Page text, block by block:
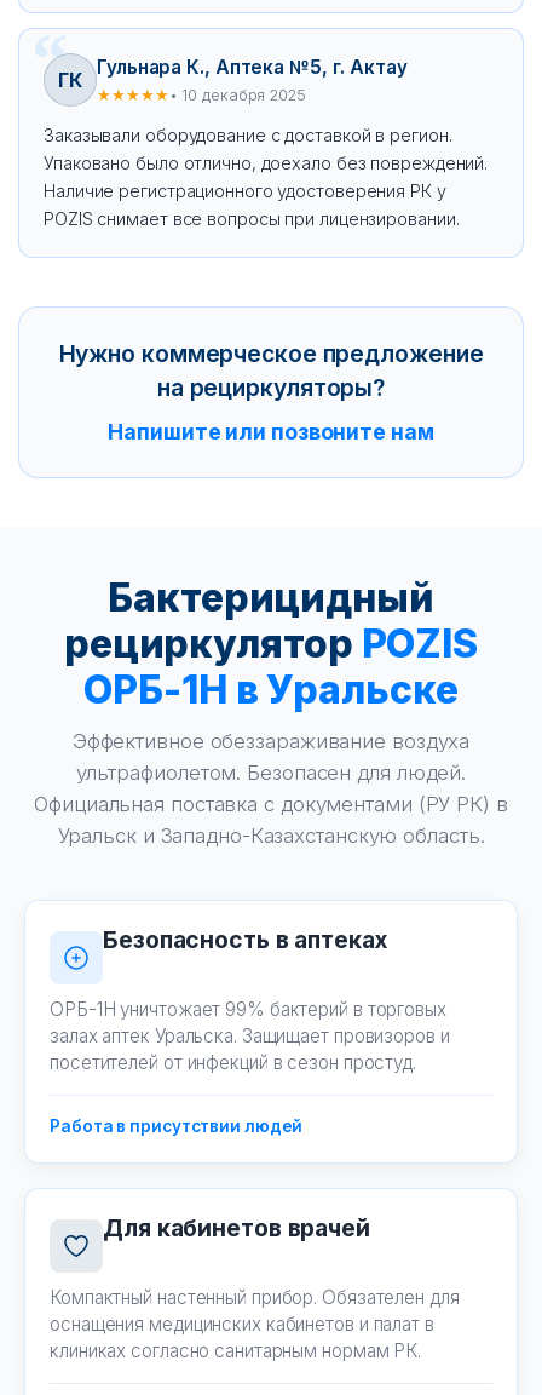
ГК
Гульнара К., Аптека №5, г. Актау
★★★★★ • 10 декабря 2025
Заказывали оборудование с доставкой в регион.
Упаковано было отлично, доехало без повреждений.
Наличие регистрационного удостоверения РК у
POZIS снимает все вопросы при лицензировании.
Нужно коммерческое предложение
на рециркуляторы?
Напишите или позвоните нам
Бактерицидный
рециркулятор POZIS
ОРБ-1Н в Уральске
Эффективное обеззараживание воздуха
ультрафиолетом. Безопасен для людей.
Официальная поставка с документами (РУ РК) в
Уральск и Западно-Казахстанскую область.
Безопасность в аптеках
ОРБ-1Н уничтожает 99% бактерий в торговых
залах аптек Уральска. Защищает провизоров и
посетителей от инфекций в сезон простуд.
Работа в присутствии людей
Для кабинетов врачей
Компактный настенный прибор. Обязателен для
оснащения медицинских кабинетов и палат в
клиниках согласно санитарным нормам РК.